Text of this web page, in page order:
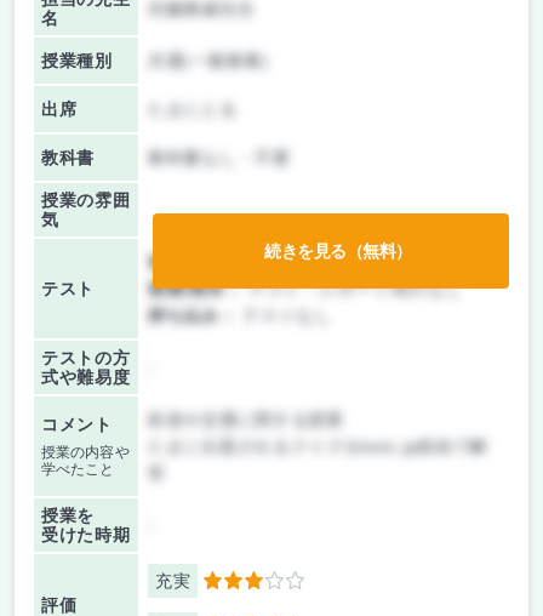
名
武藤雅威先生
授業種別 共通(一般教養)
出席
教科書 教科書なし・不要
授業の雰囲
気
テスト
前期/中間：
テスト・レポート両方なし
後期/期末：テスト・レポート両方なし
持ち込み：
テストの方
式や難易度
コメント
授業の内容や
学べたこと
たまに出題されるクイズをkeio.jp経由で解
授業を
受けた時期
評価
充実 3
続きを見る（無料）